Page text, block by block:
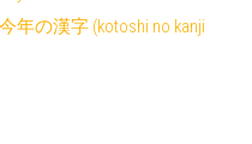
今年の漢字 (kotoshi no kanji